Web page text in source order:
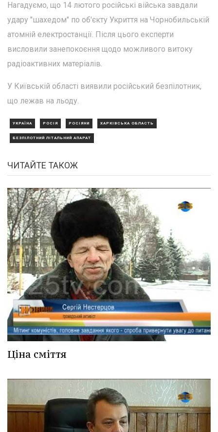
Нагадуємо, що 14 лютого російські війська завдали
удару "шахедом" по об'єкту Укриття на Чорнобильській
атомній електростанції. Після цього експерти
висловили занепокоєння щодо можливого витоку
радіоактивних матеріалів.
У Київській області виявили російський безпілотник,
що лежав на льоду.
УКРАЇНА РОСІЯ РОСІЯНИ ХАРКІВСЬКА ОБЛАСТЬ
БЕЗПІЛОТНИЙ ЛІТАЛЬНИЙ АПАРАТ
ЧИТАЙТЕ ТАКОЖ
Ціна сміття